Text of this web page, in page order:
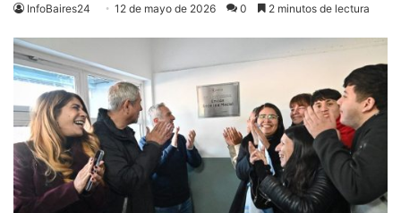
InfoBaires24 12 de mayo de 2026 0 2 minutos de lectura